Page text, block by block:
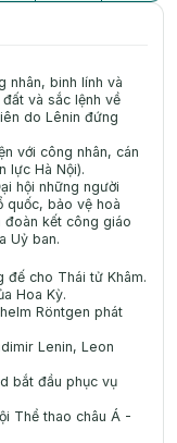
nhân, binh lính và
và sắc lệnh về
do Lênin đứng
với công nhân, cán
lực Hà Nội).
hội những người
quốc, bảo vệ hoà
đoàn kết công giáo
Uỷ ban.
đế cho Thái tử Khâm.
Hoa Kỳ.
Röntgen phát
Lenin, Leon
bắt đầu phục vụ
Thể thao châu Á -